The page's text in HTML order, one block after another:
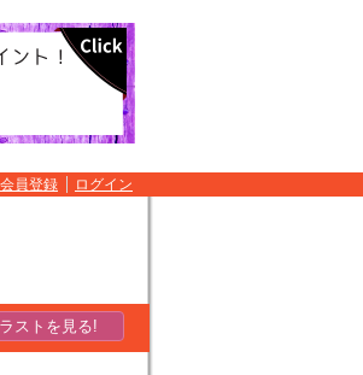
員登録 ログイン
ストを見る!